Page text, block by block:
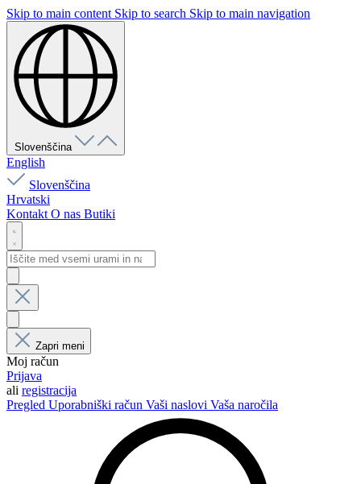
Skip to main content Skip to search Skip to main navigation
Slovenščina
English
Slovenščina
Hrvatski
Kontakt O nas Butiki
Zapri meni
Moj račun
Prijava
ali registracija
Pregled Uporabniški račun Vaši naslovi Vaša naročila